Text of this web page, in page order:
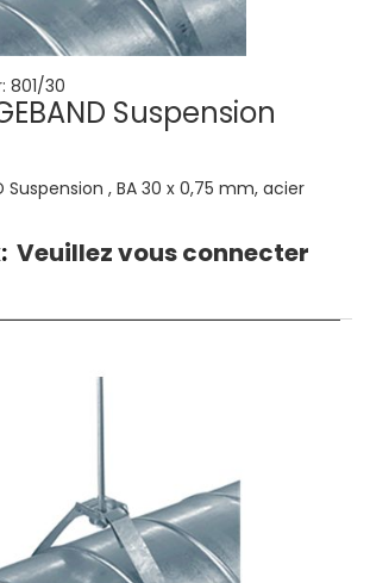
801/30
Suspension
Suspension , BA 30 x 0,75 mm, acier
Veuillez vous connecter